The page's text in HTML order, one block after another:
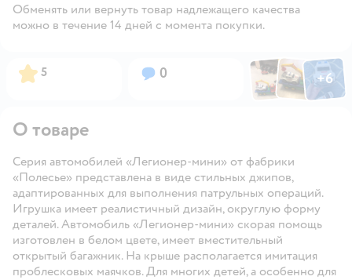
Обменять или вернуть товар надлежащего качества
можно в течение 14 дней с момента покупки.
Рейтинг:
5 Вопросов:
0 ФотоФотоФото
+6
Открыть
О товаре
Серия автомобилей «Легионер-мини» от фабрики
«Полесье» представлена в виде стильных джипов,
адаптированных для выполнения патрульных операций.
Игрушка имеет реалистичный дизайн, округлую форму
деталей. Автомобиль «Легионер-мини» скорая помощь
изготовлен в белом цвете, имеет вместительный
открытый багажник. На крыше располагается имитация
проблесковых маячков. Для многих детей, а особенно для